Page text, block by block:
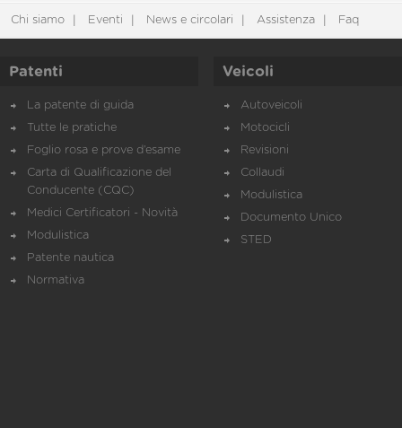
Chi siamo Eventi News e circolari Assistenza Faq
Patenti
La patente di guida
Tutte le pratiche
Foglio rosa e prove d’esame
Carta di Qualificazione del
Conducente (CQC)
Medici Certificatori - Novità
Modulistica
Patente nautica
Normativa
Veicoli
Autoveicoli
Motocicli
Revisioni
Collaudi
Modulistica
Documento Unico
STED